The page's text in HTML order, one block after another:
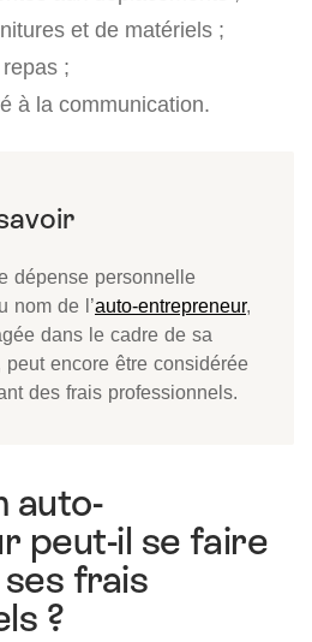
et de matériels ;
;
à la communication.
dépense personnelle
nom de l’auto-entrepreneur,
dans le cadre de sa
peut encore être considérée
des frais professionnels.
auto-
peut-il se faire
frais
?